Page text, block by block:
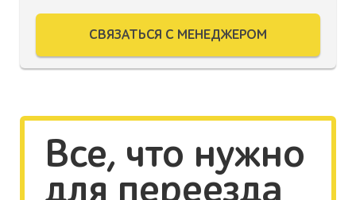
СВЯЗАТЬСЯ С МЕНЕДЖЕРОМ
Все, что нужно
для переезда